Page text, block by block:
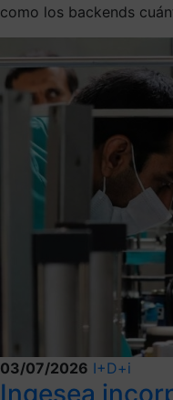
como los backends
03/07/2026 I+D+i
Ingesea